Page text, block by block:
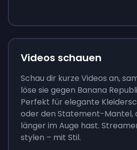
Videos schauen
Schau dir kurze Videos an,
löse sie gegen Banana
Perfekt für elegante
oder den Statement-Mantel,
länger im Auge hast.
stylen – mit Stil.